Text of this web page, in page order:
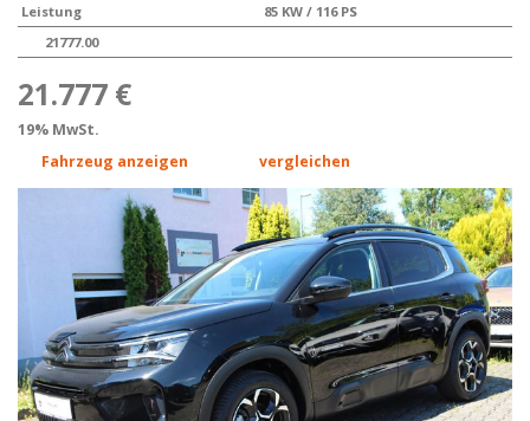
Leistung
85 KW / 116 PS
21777.00
21.777 €
19% MwSt.
Fahrzeug anzeigen
vergleichen